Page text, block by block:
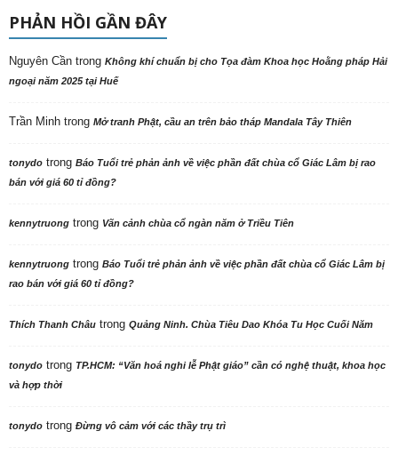
PHẢN HỒI GẦN ĐÂY
Nguyên Cần trong Không khí chuẩn bị cho Tọa đàm Khoa học Hoằng pháp Hải
ngoại năm 2025 tại Huế
Trần Minh trong Mở tranh Phật, cầu an trên bảo tháp Mandala Tây Thiên
tonydo trong Báo Tuổi trẻ phản ảnh về việc phần đất chùa cổ Giác Lâm bị rao
bán với giá 60 tỉ đồng?
kennytruong trong Vãn cảnh chùa cổ ngàn năm ở Triều Tiên
kennytruong trong Báo Tuổi trẻ phản ảnh về việc phần đất chùa cổ Giác Lâm bị
rao bán với giá 60 tỉ đồng?
Thích Thanh Châu trong Quảng Ninh. Chùa Tiêu Dao Khóa Tu Học Cuối Năm
tonydo trong TP.HCM: “Văn hoá nghi lễ Phật giáo” cần có nghệ thuật, khoa học
và hợp thời
tonydo trong Đừng vô cảm với các thầy trụ trì